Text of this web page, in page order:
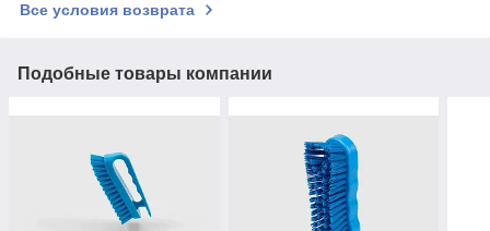
Все условия возврата
Подобные товары компании